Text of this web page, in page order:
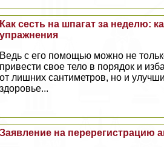
Как сесть на шпагат за неделю:
упражнения
Ведь с его помощью можно не
привести свое тело в порядок и
от лишних сантиметров, но и
здоровье...
Заявление на перерегистрацию